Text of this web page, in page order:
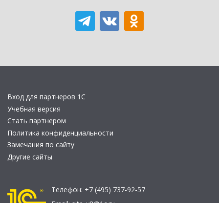
Вход для партнеров 1С
Учебная версия
Стать партнером
Политика конфиденциальности
Замечания по сайту
Другие сайты
Телефон: +7 (495) 737-92-57